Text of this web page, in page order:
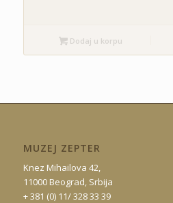
Dodaj u korpu
MUZEJ ZEPTER
Knez Mihailova 42,
11000 Beograd, Srbija
+ 381 (0) 11/ 328 33 39